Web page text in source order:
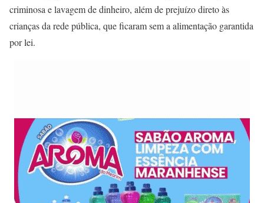
criminosa e lavagem de dinheiro, além de prejuízo direto às
crianças da rede pública, que ficaram sem a alimentação garantida
por lei.